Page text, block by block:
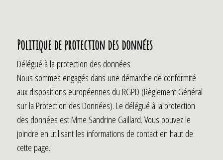
Politique de protection des données
Délégué à la protection des données
Nous sommes engagés dans une démarche de conformité
aux dispositions européennes du RGPD (Règlement Général
sur la Protection des Données). Le délégué à la protection
des données est Mme Sandrine Gaillard. Vous pouvez le
joindre en utilisant les informations de contact en haut de
cette page.